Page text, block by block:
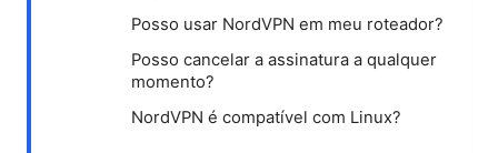
Posso usar NordVPN em meu roteador?
Posso cancelar a assinatura a qualquer
momento?
NordVPN é compatível com Linux?